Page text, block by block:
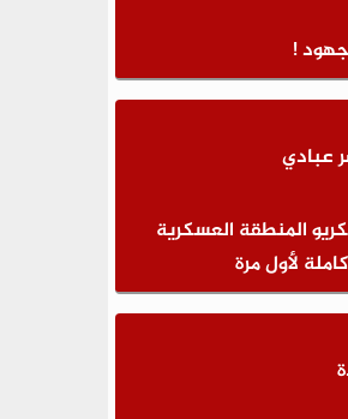
!
عبادي
المنطقة العسكرية
لأول مرة